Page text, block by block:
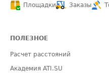
Площадки
Заказы
ПОЛЕЗНОЕ
Расчет расстояний
Академия ATI.SU